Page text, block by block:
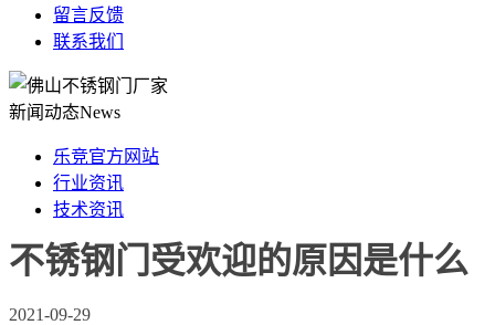
留言反馈
联系我们
新闻动态News
乐竞官方网站
行业资讯
技术资讯
不锈钢门受欢迎的原因是什么
2021-09-29